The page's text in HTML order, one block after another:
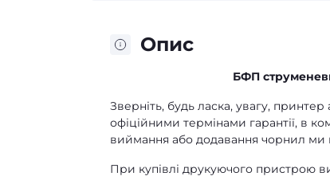
Опис
БФП
Зверніть, будь ласка, увагу,
офіційними термінами гарантії, в
виймання або додавання чорнил
При купівлі друкуючого пристрою